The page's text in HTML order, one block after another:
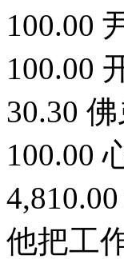
100.00
100.00
30.30
100.00
他把工